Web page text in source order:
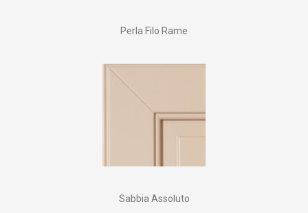
Perla Filo Rame
Sabbia Assoluto